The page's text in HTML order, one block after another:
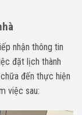
nhận thông tin
đặt lịch thành
đến thực hiện
việc sau: